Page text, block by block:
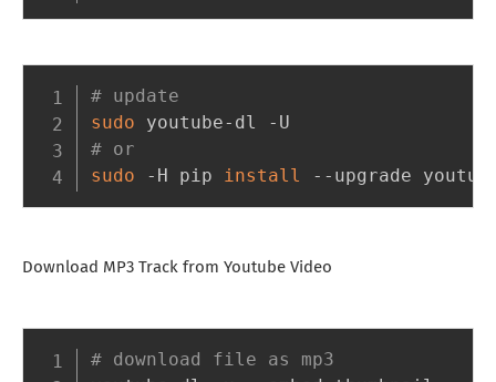
# update
sudo
# or
sudo -H pip install
Download MP3 Track from Youtube Video
# download file as mp3